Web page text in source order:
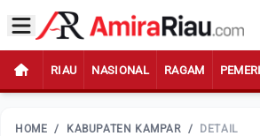
RIAU NASIONAL RAGAM
HOME / KABUPATEN KAMPAR / DETAIL